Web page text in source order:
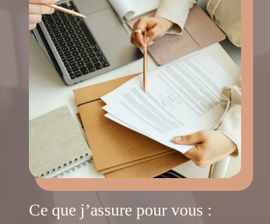
Ce que j’assure pour vous :